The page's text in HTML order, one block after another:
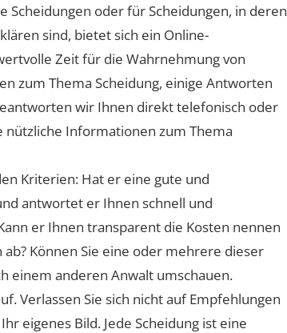
Scheidungen oder für Scheidungen, in deren
sind, bietet sich ein Online-
Zeit für die Wahrnehmung von
zum Thema Scheidung, einige Antworten
wir Ihnen direkt telefonisch oder
nützliche Informationen zum Thema
Kriterien: Hat er eine gute und
antwortet er Ihnen schnell und
er Ihnen transparent die Kosten nennen
Können Sie eine oder mehrere dieser
einem anderen Anwalt umschauen.
Verlassen Sie sich nicht auf Empfehlungen
eigenes Bild. Jede Scheidung ist eine